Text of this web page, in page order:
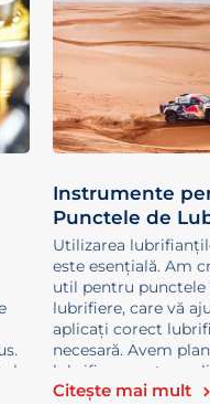
Instrumente
Punctele de
Utilizarea
este esențială. Am
util pentru punctele
lubrifiere, care vă
aplicați corect
necesară. Avem
lubrifiere pentru
și curse, dar și pentru
Citește mai mult